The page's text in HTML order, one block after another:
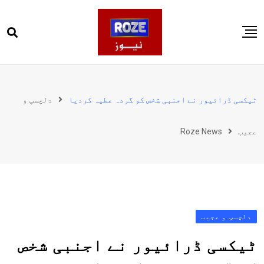
to
پاکستان
کھیل
ٹیکسی ڈرائیور نے اجنبی شخص کو گردہ عطیہ کردیا دلچسپ و
عجیب Roze News
دلچسپ و عجیب
ٹیکسی ڈرائیور نے اجنبی شخص